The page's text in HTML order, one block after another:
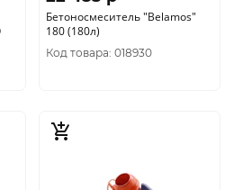
Бетоносмеситель "Belamos"
180 (180л)
Код товара: 018930